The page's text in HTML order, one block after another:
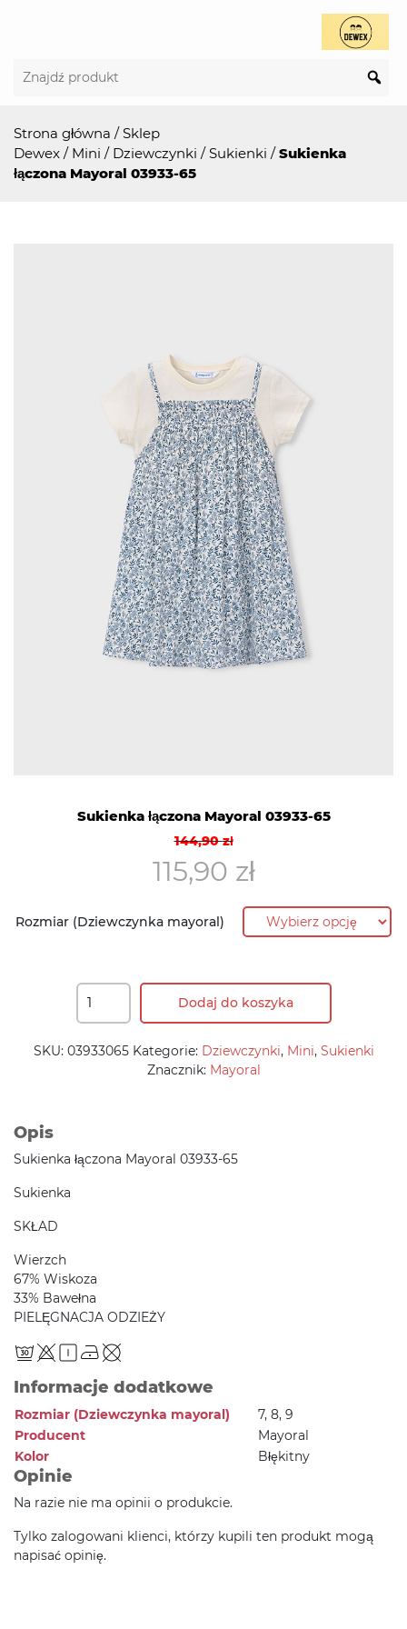
Strona główna /Sklep
Dewex / Mini / Dziewczynki /Sukienki /Sukienka
łączona Mayoral 03933-65
Sukienka łączona Mayoral 03933-65
144,90zł
Pierwotna
cena
wynosiła:
115,90 zł
Aktualna
cena
wynosi:
Rozmiar (Dziewczynka mayoral)
Dodaj do koszyka
SKU: 03933065 Kategorie: Dziewczynki, Mini, Sukienki
Znacznik: Mayoral
Opis
Sukienka łączona Mayoral 03933-65
Sukienka
SKŁAD
Wierzch
67% Wiskoza
33% Bawełna
PIELĘGNACJA ODZIEŻY
Informacje dodatkowe
Rozmiar (Dziewczynka mayoral)
7, 8, 9
Producent
Mayoral
Kolor
Błękitny
Opinie
Na razie nie ma opinii o produkcie.
Tylko zalogowani klienci, którzy kupili ten produkt mogą
napisać opinię.